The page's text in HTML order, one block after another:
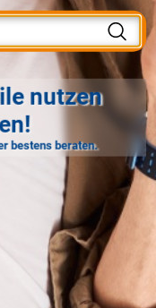
nutzen
bestens beraten.